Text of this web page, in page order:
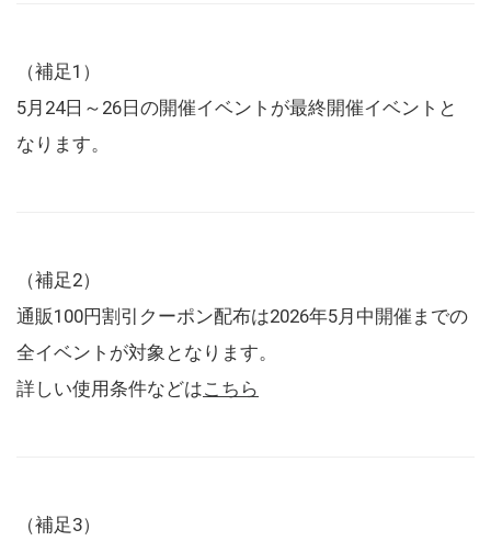
（補足1）
5月24日～26日の開催イベントが最終開催イベントと
なります。
（補足2）
通販100円割引クーポン配布は2026年5月中開催までの
全イベントが対象となります。
詳しい使用条件などはこちら
（補足3）